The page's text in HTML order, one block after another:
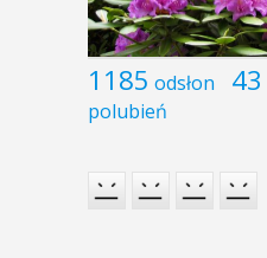
1185 odsłon 43
polubień